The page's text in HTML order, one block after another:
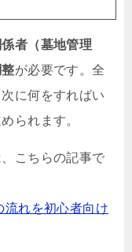
者（墓地管理
が必要です。全
に何をすればい
られます。
こちらの記事で
れを初心者向け